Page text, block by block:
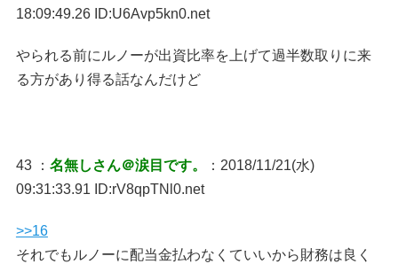
18:09:49.26 ID:U6Avp5kn0.net
やられる前にルノーが出資比率を上げて過半数取りに来
る方があり得る話なんだけど
43 ： 名無しさん＠涙目です。
：2018/11/21(水)
09:31:33.91 ID:rV8qpTNl0.net
>>16
それでもルノーに配当金払わなくていいから財務は良く